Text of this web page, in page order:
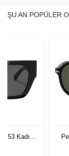
ŞU AN POPÜLER
53 Kadın